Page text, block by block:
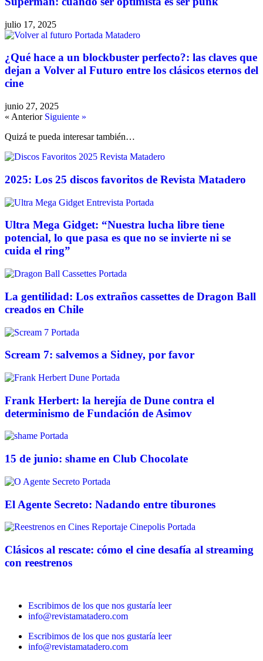
julio 17, 2025
¿Qué hace a un blockbuster perfecto?: las claves que
dejan a Volver al Futuro entre los clásicos eternos del
cine
junio 27, 2025
« Anterior Siguiente »
Quizá te pueda interesar también…
2025: Los 25 discos favoritos de Revista Matadero
Ultra Mega Gidget: “Nuestra lucha libre tiene
potencial, lo que pasa es que no se invierte ni se
cuida el ring”
La gentilidad: Los extraños cassettes de Dragon Ball
creados en Chile
Scream 7: salvemos a Sidney, por favor
Frank Herbert: la herejía de Dune contra el
determinismo de Fundación de Asimov
15 de junio: shame en Club Chocolate
El Agente Secreto: Nadando entre tiburones
Clásicos al rescate: cómo el cine desafía al streaming
con reestrenos
Escribimos de los que nos gustaría leer
info@revistamatadero.com
Escribimos de los que nos gustaría leer
info@revistamatadero.com